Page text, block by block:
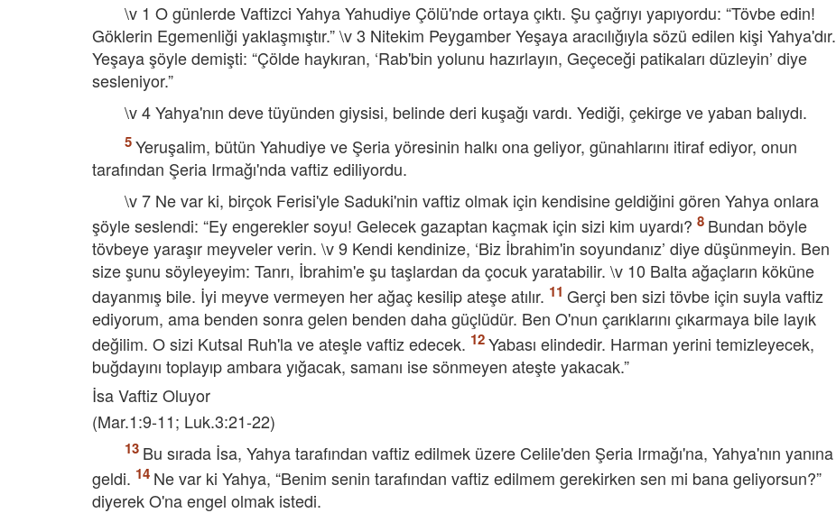
\v 1 O günlerde Vaftizci Yahya Yahudiye Çölü'nde ortaya çıktı. Şu çağrıyı yapıyordu: “Tövbe edin!
Göklerin Egemenliği yaklaşmıştır.” \v 3 Nitekim Peygamber Yeşaya aracılığıyla sözü edilen kişi Yahya'dır.
Yeşaya şöyle demişti: “Çölde haykıran, ‘Rab'bin yolunu hazırlayın, Geçeceği patikaları düzleyin’ diye
sesleniyor.”
\v 4 Yahya'nın deve tüyünden giysisi, belinde deri kuşağı vardı. Yediği, çekirge ve yaban balıydı.
Yeruşalim, bütün Yahudiye ve Şeria yöresinin halkı ona geliyor, günahlarını itiraf ediyor, onun
tarafından Şeria Irmağı'nda vaftiz ediliyordu.
\v 7 Ne var ki, birçok Ferisi'yle Saduki'nin vaftiz olmak için kendisine geldiğini gören Yahya onlara
şöyle seslendi: “Ey engerekler soyu! Gelecek gazaptan kaçmak için sizi kim uyardı?
Bundan böyle
tövbeye yaraşır meyveler verin. \v 9 Kendi kendinize, ‘Biz İbrahim'in soyundanız’ diye düşünmeyin. Ben
size şunu söyleyeyim: Tanrı, İbrahim'e şu taşlardan da çocuk yaratabilir. \v 10 Balta ağaçların köküne
dayanmış bile. İyi meyve vermeyen her ağaç kesilip ateşe atılır.
Gerçi ben sizi tövbe için suyla vaftiz
ediyorum, ama benden sonra gelen benden daha güçlüdür. Ben O'nun çarıklarını çıkarmaya bile layık
değilim. O sizi Kutsal Ruh'la ve ateşle vaftiz edecek.
Yabası elindedir. Harman yerini temizleyecek,
buğdayını toplayıp ambara yığacak, samanı ise sönmeyen ateşte yakacak.”
İsa Vaftiz Oluyor
(Mar.1:9-11; Luk.3:21-22)
Bu sırada İsa, Yahya tarafından vaftiz edilmek üzere Celile'den Şeria Irmağı'na, Yahya'nın yanına
geldi.
Ne var ki Yahya, “Benim senin tarafından vaftiz edilmem gerekirken sen mi bana geliyorsun?”
diyerek O'na engel olmak istedi.